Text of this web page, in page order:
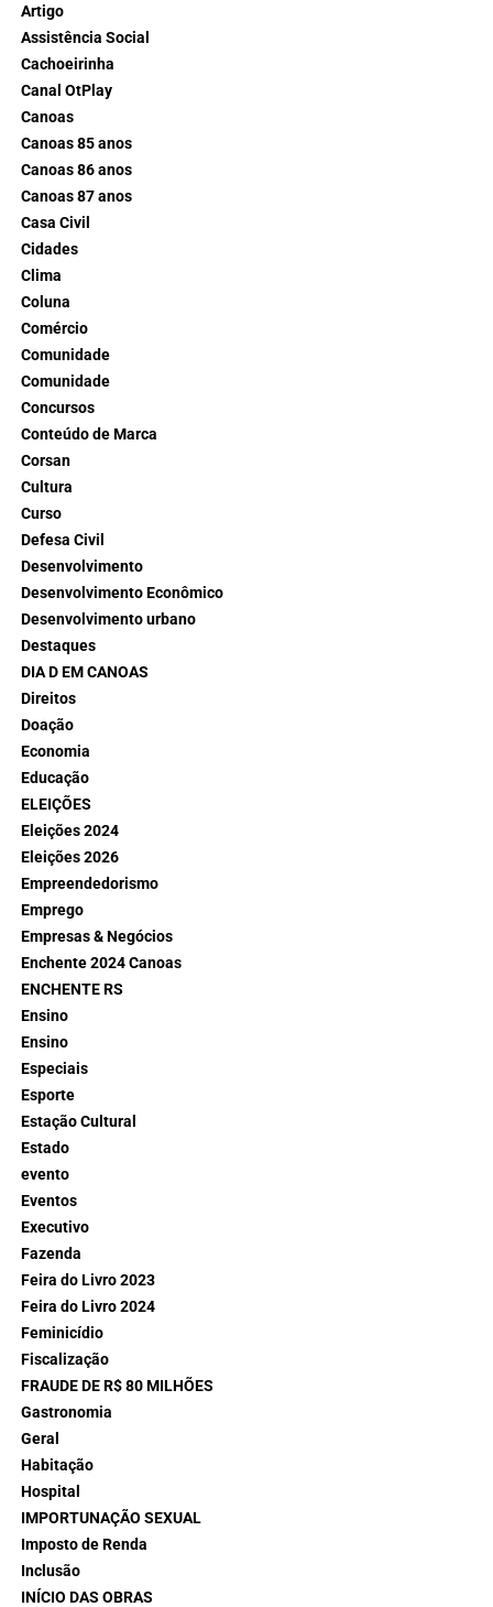
Artigo
Assistência Social
Cachoeirinha
Canal OtPlay
Canoas
Canoas 85 anos
Canoas 86 anos
Canoas 87 anos
Casa Civil
Cidades
Clima
Coluna
Comércio
Comunidade
Comunidade
Concursos
Conteúdo de Marca
Corsan
Cultura
Curso
Defesa Civil
Desenvolvimento
Desenvolvimento Econômico
Desenvolvimento urbano
Destaques
DIA D EM CANOAS
Direitos
Doação
Economia
Educação
ELEIÇÕES
Eleições 2024
Eleições 2026
Empreendedorismo
Emprego
Empresas & Negócios
Enchente 2024 Canoas
ENCHENTE RS
Ensino
Ensino
Especiais
Esporte
Estação Cultural
Estado
evento
Eventos
Executivo
Fazenda
Feira do Livro 2023
Feira do Livro 2024
Feminicídio
Fiscalização
FRAUDE DE R$ 80 MILHÕES
Gastronomia
Geral
Habitação
Hospital
IMPORTUNAÇÃO SEXUAL
Imposto de Renda
Inclusão
INÍCIO DAS OBRAS